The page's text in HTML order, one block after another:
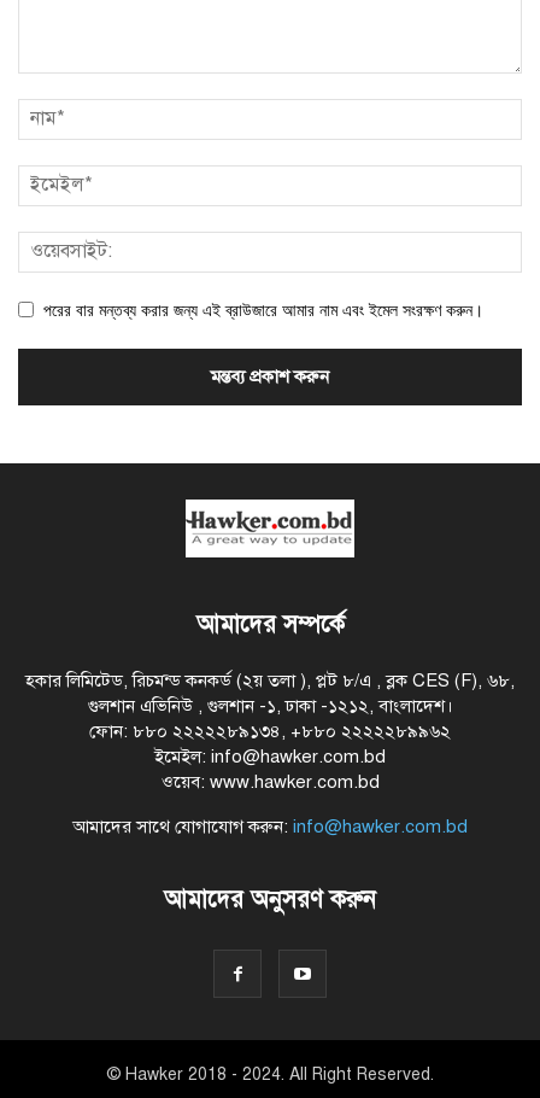
পরের বার মন্তব্য করার জন্য এই ব্রাউজারে আমার নাম এবং ইমেল সংরক্ষণ করুন।
আমাদের সম্পর্কে
হকার লিমিটেড, রিচমন্ড কনকর্ড (২য় তলা ), প্লট ৮/এ , ব্লক CES (F), ৬৮,
গুলশান এভিনিউ , গুলশান -১, ঢাকা -১২১২, বাংলাদেশ।
ফোন: ৮৮০ ২২২২২৮৯১৩৪, +৮৮০ ২২২২২৮৯৯৬২
ইমেইল: info@hawker.com.bd
ওয়েব: www.hawker.com.bd
আমাদের সাথে যোগাযোগ করুন: info@hawker.com.bd
আমাদের অনুসরণ করুন
© Hawker 2018 - 2024. All Right Reserved.